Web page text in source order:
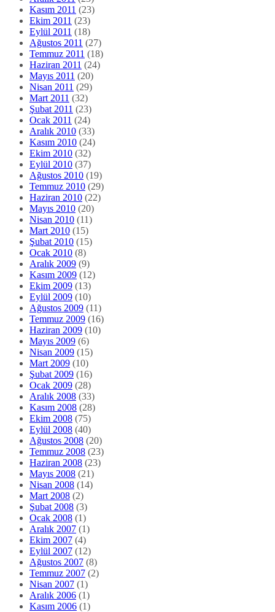
Kasım 2011 (23)
Ekim 2011 (23)
Eylül 2011 (18)
Ağustos 2011 (27)
Temmuz 2011 (18)
Haziran 2011 (24)
Mayıs 2011 (20)
Nisan 2011 (29)
Mart 2011 (32)
Şubat 2011 (23)
Ocak 2011 (24)
Aralık 2010 (33)
Kasım 2010 (24)
Ekim 2010 (32)
Eylül 2010 (37)
Ağustos 2010 (19)
Temmuz 2010 (29)
Haziran 2010 (22)
Mayıs 2010 (20)
Nisan 2010 (11)
Mart 2010 (15)
Şubat 2010 (15)
Ocak 2010 (8)
Aralık 2009 (9)
Kasım 2009 (12)
Ekim 2009 (13)
Eylül 2009 (10)
Ağustos 2009 (11)
Temmuz 2009 (16)
Haziran 2009 (10)
Mayıs 2009 (6)
Nisan 2009 (15)
Mart 2009 (10)
Şubat 2009 (16)
Ocak 2009 (28)
Aralık 2008 (33)
Kasım 2008 (28)
Ekim 2008 (75)
Eylül 2008 (40)
Ağustos 2008 (20)
Temmuz 2008 (23)
Haziran 2008 (23)
Mayıs 2008 (21)
Nisan 2008 (14)
Mart 2008 (2)
Şubat 2008 (3)
Ocak 2008 (1)
Aralık 2007 (1)
Ekim 2007 (4)
Eylül 2007 (12)
Ağustos 2007 (8)
Temmuz 2007 (2)
Nisan 2007 (1)
Aralık 2006 (1)
Kasım 2006 (1)